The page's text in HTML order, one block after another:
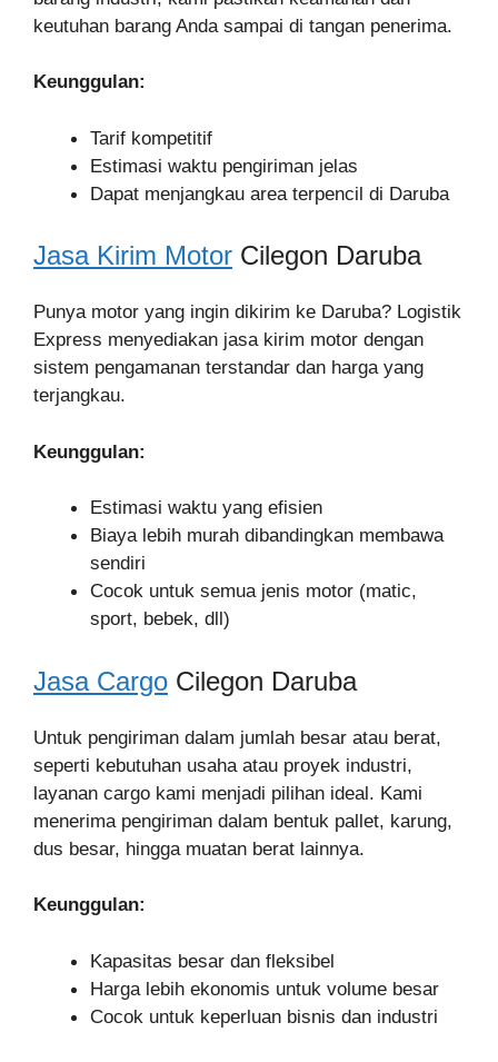
keutuhan barang Anda sampai di tangan penerima.
Keunggulan:
Tarif kompetitif
Estimasi waktu pengiriman jelas
Dapat menjangkau area terpencil di Daruba
Jasa Kirim Motor Cilegon Daruba
Punya motor yang ingin dikirim ke Daruba? Logistik
Express menyediakan jasa kirim motor dengan
sistem pengamanan terstandar dan harga yang
terjangkau.
Keunggulan:
Estimasi waktu yang efisien
Biaya lebih murah dibandingkan membawa
sendiri
Cocok untuk semua jenis motor (matic,
sport, bebek, dll)
Jasa Cargo Cilegon Daruba
Untuk pengiriman dalam jumlah besar atau berat,
seperti kebutuhan usaha atau proyek industri,
layanan cargo kami menjadi pilihan ideal. Kami
menerima pengiriman dalam bentuk pallet, karung,
dus besar, hingga muatan berat lainnya.
Keunggulan:
Kapasitas besar dan fleksibel
Harga lebih ekonomis untuk volume besar
Cocok untuk keperluan bisnis dan industri